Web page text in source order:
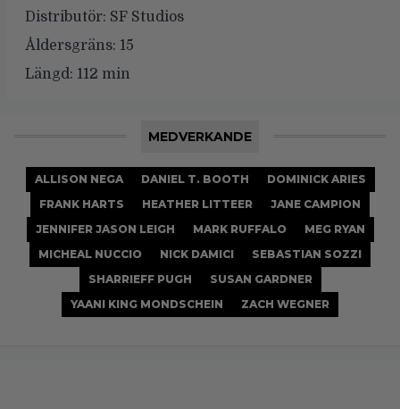
Distributör: SF Studios
Åldersgräns: 15
Längd: 112 min
MEDVERKANDE
ALLISON NEGA DANIEL T. BOOTH
DOMINICK ARIES
FRANK HARTS
HEATHER LITTEER
JANE CAMPION
JENNIFER JASON LEIGH
MARK RUFFALO
MEG RYAN
MICHEAL NUCCIO
NICK DAMICI
SEBASTIAN SOZZI
SHARRIEFF PUGH
SUSAN GARDNER
YAANI KING MONDSCHEIN
ZACH WEGNER